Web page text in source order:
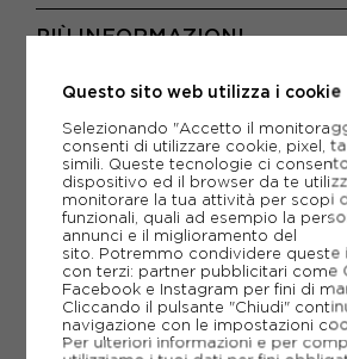
PIÙ INFORMAZIONI
SCHEDA TECNICA
GUIDA ALLE TAGLIE
CONSIGLIATI
Questo sito web utilizza i cookie
Selezionando "Accetto il
consenti di utilizzare cookie, pixel,
simili. Queste tecnologie ci
dispositivo ed il browser da te
monitorare la tua attività per scopi
funzionali, quali ad esempio la
annunci e il miglioramento del
sito. Potremmo condividere queste
con terzi: partner pubblicitari come
Facebook e Instagram per fini di
Cliccando il pulsante "Chiudi"
navigazione con le impostazioni
Per ulteriori informazioni e per